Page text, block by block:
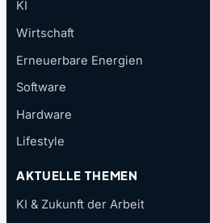
KI
Wirtschaft
Erneuerbare Energien
Software
Hardware
Lifestyle
AKTUELLE THEMEN
KI & Zukunft der Arbeit